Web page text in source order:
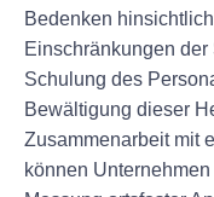
Bedenken
Einschränkungen
Schulung des
Bewältigung dieser
Zusammenarbeit mit
können